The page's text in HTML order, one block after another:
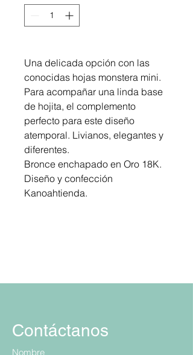
Una delicada opción con las
conocidas hojas monstera mini.
Para acompañar una linda base
de hojita, el complemento
perfecto para este diseño
atemporal. Livianos, elegantes y
diferentes.
Bronce enchapado en Oro 18K.
Diseño y confección
Kanoahtienda.
Contáctanos
Nombre